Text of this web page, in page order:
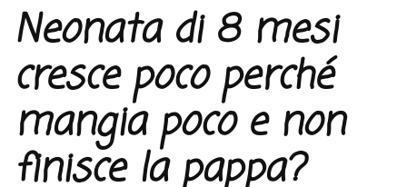
Neonata di 8 mesi
cresce poco perché
mangia poco e non
finisce la pappa?